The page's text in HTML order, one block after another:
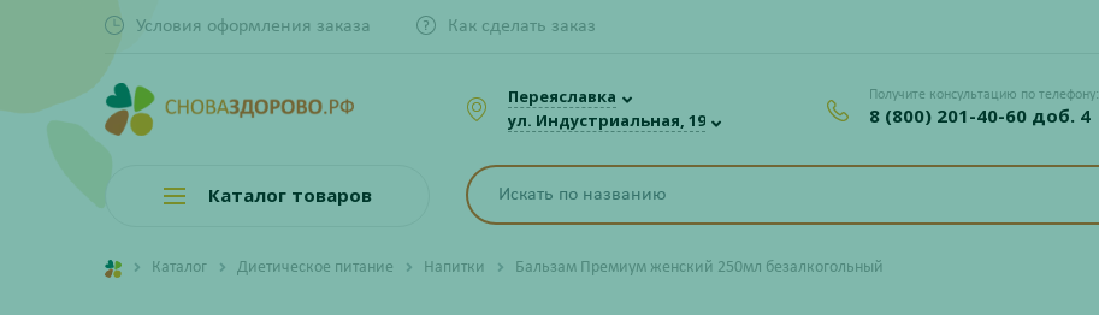
Условия оформления заказа Как сделать заказ
Переяславка
ул. Индустриальная, 19
Получите консультацию по телефону:
8 (800) 201-40-60 доб. 4
Каталог товаров
Каталог Диетическое питание Напитки Бальзам Премиум женский 250мл безалкогольный